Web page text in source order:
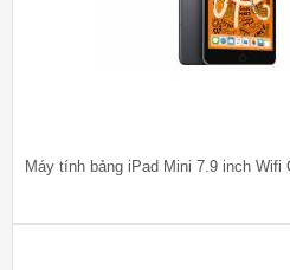
Máy tính bảng iPad Mini 7.9 inch Wifi